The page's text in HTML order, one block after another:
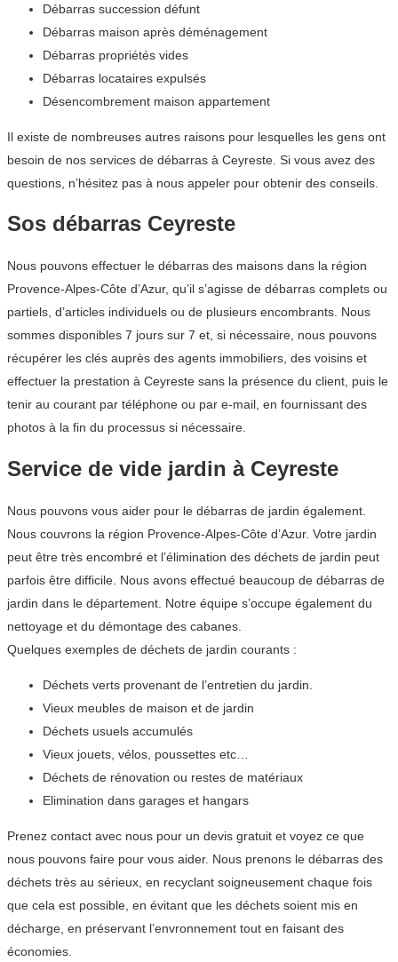
Débarras succession défunt
Débarras maison après déménagement
Débarras propriétés vides
Débarras locataires expulsés
Désencombrement maison appartement
Il existe de nombreuses autres raisons pour lesquelles les gens ont
besoin de nos services de débarras à Ceyreste. Si vous avez des
questions, n’hésitez pas à nous appeler pour obtenir des conseils.
Sos débarras Ceyreste
Nous pouvons effectuer le débarras des maisons dans la région
Provence-Alpes-Côte d’Azur, qu’il s’agisse de débarras complets ou
partiels, d’articles individuels ou de plusieurs encombrants. Nous
sommes disponibles 7 jours sur 7 et, si nécessaire, nous pouvons
récupérer les clés auprès des agents immobiliers, des voisins et
effectuer la prestation à Ceyreste sans la présence du client, puis le
tenir au courant par téléphone ou par e-mail, en fournissant des
photos à la fin du processus si nécessaire.
Service de vide jardin à Ceyreste
Nous pouvons vous aider pour le débarras de jardin également.
Nous couvrons la région Provence-Alpes-Côte d’Azur. Votre jardin
peut être très encombré et l’élimination des déchets de jardin peut
parfois être difficile. Nous avons effectué beaucoup de débarras de
jardin dans le département. Notre équipe s’occupe également du
nettoyage et du démontage des cabanes.
Quelques exemples de déchets de jardin courants :
Déchets verts provenant de l’entretien du jardin.
Vieux meubles de maison et de jardin
Déchets usuels accumulés
Vieux jouets, vélos, poussettes etc…
Déchets de rénovation ou restes de matériaux
Elimination dans garages et hangars
Prenez contact avec nous pour un devis gratuit et voyez ce que
nous pouvons faire pour vous aider. Nous prenons le débarras des
déchets très au sérieux, en recyclant soigneusement chaque fois
que cela est possible, en évitant que les déchets soient mis en
décharge, en préservant l’envronnement tout en faisant des
économies.